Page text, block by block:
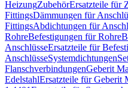
HeizungZubehörErsatzteile für
FittingsDämmungen für
FittingsAbdichtungen für
RohreBefestigungen für Rohre
AnschlüsseErsatzteile für
AnschlüsseSystemdichtungen
FlanschverbindungenGeberit
EdelstahlErsatzteile für Geberit